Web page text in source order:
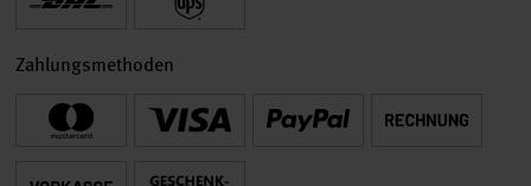
Zahlungsmethoden